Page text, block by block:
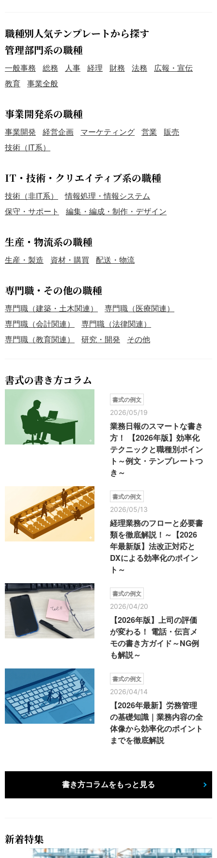
職種別人気テンプレートから探す
管理部門系の職種
一般事務 総務 人事 経理 財務 法務
広報・宣伝
教育
事業全般
事業開発系の職種
事業開発 経営企画 マーケティング 営業
販売
技術（IT系）
IT・技術・クリエイティブ系の職種
技術（非IT系）
情報処理・情報システム
保守・サポート
編集・編成・制作・デザイン
生産・物流系の職種
生産・製造 資材・購買 配送・物流
専門職・その他の職種
専門職（建築・土木関連）
専門職（医療関連）
専門職（会計関連）
専門職（法律関連）
専門職（教育関連）
研究・開発 その他
書式の書き方コラム
書式の例文
2026/05/19
業務日報のスマートな書き
方！ 【2026年版】効率化
テクニックと職種別ポイン
ト～例文・テンプレートつ
き～
書式の例文
2026/05/13
経理業務のフローと必要書
類を徹底解説！～【2026
年最新版】法改正対応と
DXによる効率化のポイン
ト～
書式の例文
2026/04/20
【2026年版】上司の評価
が変わる！ 電話・伝言メ
モの書き方ガイド～NG例
も解説～
書式の例文
2026/04/14
【2026年最新】労務管理
の基礎知識｜業務内容の全
体像から効率化のポイント
までを徹底解説
書き方コラムをもっと見る
新着特集